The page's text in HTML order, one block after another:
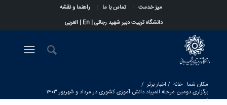
میز خدمت تماس با ما
راهنما و نقشه
دانشگاه تربیت دبیر شهید رجائی |En
|العربی
مکان شما: خانه / اخبار برتر /
برگزاری دومین مرحله المپیاد دانش آموزی کشوری در مرداد و شهریور ۱۴۰۳
در ...